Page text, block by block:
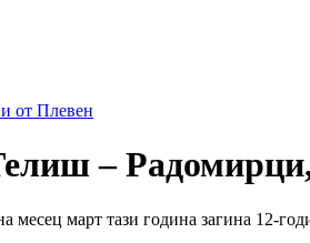
от Плевен
– Радомирци,
месец март тази година загина 12-